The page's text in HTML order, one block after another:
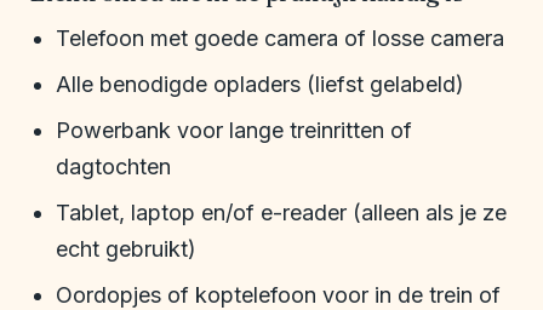
Telefoon met goede camera of losse camera
Alle benodigde opladers (liefst gelabeld)
Powerbank voor lange treinritten of
dagtochten
Tablet, laptop en/of e-reader (alleen als je ze
echt gebruikt)
Oordopjes of koptelefoon voor in de trein of